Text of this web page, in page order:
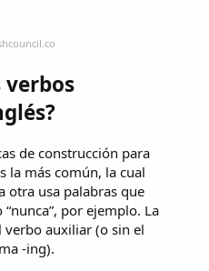
verbos
de construcción para
la más común, la cual
otra usa palabras que
por ejemplo. La
verbo auxiliar (o sin el
-ing).